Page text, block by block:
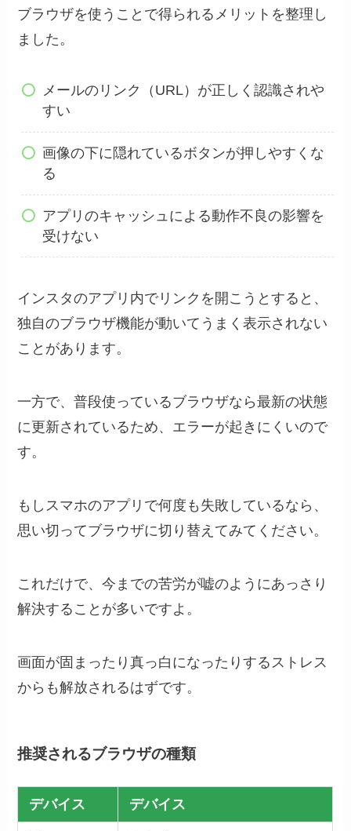
ブラウザを使うことで得られるメリットを整理し
ました。
メールのリンク（URL）が正しく認識されや
すい
画像の下に隠れているボタンが押しやすくな
る
アプリのキャッシュによる動作不良の影響を
受けない
インスタのアプリ内でリンクを開こうとすると、
独自のブラウザ機能が動いてうまく表示されない
ことがあります。
一方で、普段使っているブラウザなら最新の状態
に更新されているため、エラーが起きにくいので
す。
もしスマホのアプリで何度も失敗しているなら、
思い切ってブラウザに切り替えてみてください。
これだけで、今までの苦労が嘘のようにあっさり
解決することが多いですよ。
画面が固まったり真っ白になったりするストレス
からも解放されるはずです。
推奨されるブラウザの種類
デバイス デバイス